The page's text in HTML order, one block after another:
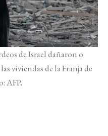
de Israel dañaron o
viviendas de la Franja de
AFP.